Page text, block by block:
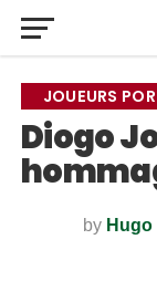
JOUEURS
Diogo
by Hugo